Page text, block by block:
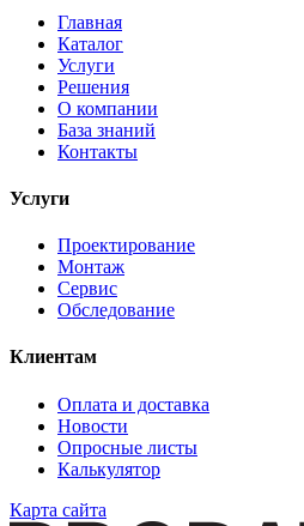
Главная
Каталог
Услуги
Решения
О компании
База знаний
Контакты
Услуги
Проектирование
Монтаж
Сервис
Обследование
Клиентам
Оплата и доставка
Новости
Опросные листы
Калькулятор
Карта сайта